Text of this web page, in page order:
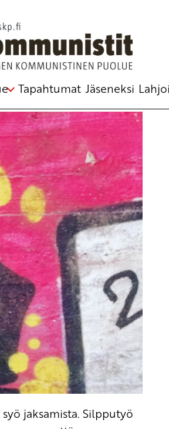
Tapahtumat Jäseneksi
jaksamista. Silpputyö